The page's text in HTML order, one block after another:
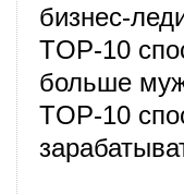
бизнес-
TOP-10
больше
TOP-10